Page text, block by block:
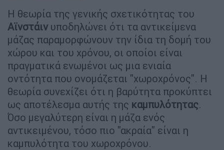
Η θεωρία της γενικής σχετικότητας του
Αϊνστάιν υποδηλώνει ότι τα αντικείμενα
μάζας παραμορφώνουν την ίδια τη δομή του
χώρου και του χρόνου, οι οποίοι είναι
πραγματικά ενωμένοι ως μια ενιαία
οντότητα που ονομάζεται "χωροχρόνος". Η
θεωρία συνεχίζει ότι η βαρύτητα προκύπτει
ως αποτέλεσμα αυτής της καμπυλότητας.
Όσο μεγαλύτερη είναι η μάζα ενός
αντικειμένου, τόσο πιο "ακραία" είναι η
καμπυλότητα του χωροχρόνου.